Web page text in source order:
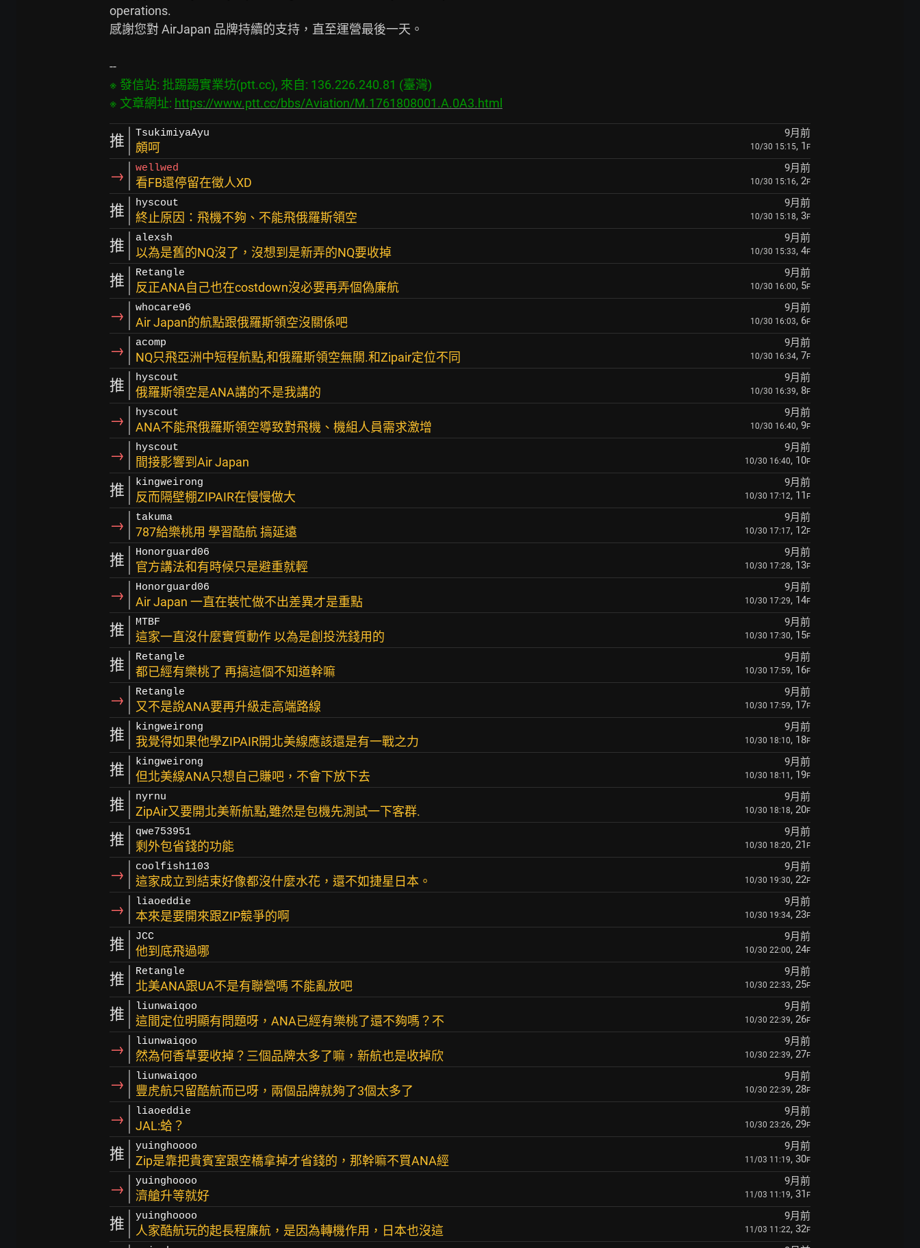
operations.
感謝您對 AirJapan 品牌持續的支持，直至運營最後一天。
※ 發信站: 批踢踢實業坊(ptt.cc), 來自: 136.226.240.81 (臺灣)
※ 文章網址: https://www.ptt.cc/bbs/Aviation/M.1761808001.A.0A3.html
推 TsukimiyaAyu 9月前
頗呵 10/30 15:15, 1 F
→ wellwed 9月前
看FB還停留在徵人XD 10/30 15:16, 2F
推 hyscout 9月前
終止原因：飛機不夠、不能飛俄羅斯領空 10/30 15:18, 3F
推 alexsh 9月前
以為是舊的NQ沒了，沒想到是新弄的NQ要收掉 10/30 15:33, 4F
推 Retangle 9月前
反正ANA自己也在costdown沒必要再弄個偽廉航 10/30 16:00, 5F
→ whocare96 9月前
Air Japan的航點跟俄羅斯領空沒關係吧 10/30 16:03, 6F
→ acomp 9月前
NQ只飛亞洲中短程航點,和俄羅斯領空無關.和Zipair定位不同 10/30 16:34, 7F
推 hyscout 9月前
俄羅斯領空是ANA講的不是我講的 10/30 16:39, 8F
→ hyscout 9月前
ANA不能飛俄羅斯領空導致對飛機、機組人員需求激增 10/30 16:40, 9F
→ hyscout 9月前
間接影響到Air Japan 10/30 16:40, 10F
推 kingweirong 9月前
反而隔壁棚ZIPAIR在慢慢做大 10/30 17:12, 11 F
→ takuma 9月前
787給樂桃用 學習酷航 搞延遠 10/30 17:17, 12F
推 Honorguard06 9月前
官方講法和有時候只是避重就輕 10/30 17:28, 13F
→ Honorguard06 9月前
Air Japan 一直在裝忙做不出差異才是重點 10/30 17:29, 14F
推 MTBF 9月前
這家一直沒什麼實質動作 以為是創投洗錢用的 10/30 17:30, 15F
推 Retangle 9月前
都已經有樂桃了 再搞這個不知道幹嘛 10/30 17:59, 16F
→ Retangle 9月前
又不是說ANA要再升級走高端路線 10/30 17:59, 17F
推 kingweirong 9月前
我覺得如果他學ZIPAIR開北美線應該還是有一戰之力 10/30 18:10, 18F
推 kingweirong 9月前
但北美線ANA只想自己賺吧，不會下放下去 10/30 18:11 , 19F
推 nyrnu 9月前
ZipAir又要開北美新航點,雖然是包機先測試一下客群. 10/30 18:18, 20F
推 qwe753951 9月前
剩外包省錢的功能 10/30 18:20, 21 F
→ coolfish1103 9月前
這家成立到結束好像都沒什麼水花，還不如捷星日本。 10/30 19:30, 22F
→ liaoeddie 9月前
本來是要開來跟ZIP競爭的啊 10/30 19:34, 23F
推 JCC 9月前
他到底飛過哪 10/30 22:00, 24F
推 Retangle 9月前
北美ANA跟UA不是有聯營嗎 不能亂放吧 10/30 22:33, 25F
推 liunwaiqoo 9月前
這間定位明顯有問題呀，ANA已經有樂桃了還不夠嗎？不 10/30 22:39, 26F
→ liunwaiqoo 9月前
然為何香草要收掉？三個品牌太多了嘛，新航也是收掉欣 10/30 22:39, 27F
→ liunwaiqoo 9月前
豐虎航只留酷航而已呀，兩個品牌就夠了3個太多了 10/30 22:39, 28F
→ liaoeddie 9月前
JAL:蛤？ 10/30 23:26, 29F
推 yuinghoooo 9月前
Zip是靠把貴賓室跟空橋拿掉才省錢的，那幹嘛不買ANA經 11/03 11:19, 30F
→ yuinghoooo 9月前
濟艙升等就好 11/03 11:19, 31 F
推 yuinghoooo 9月前
人家酷航玩的起長程廉航，是因為轉機作用，日本也沒這 11/03 11:22, 32F